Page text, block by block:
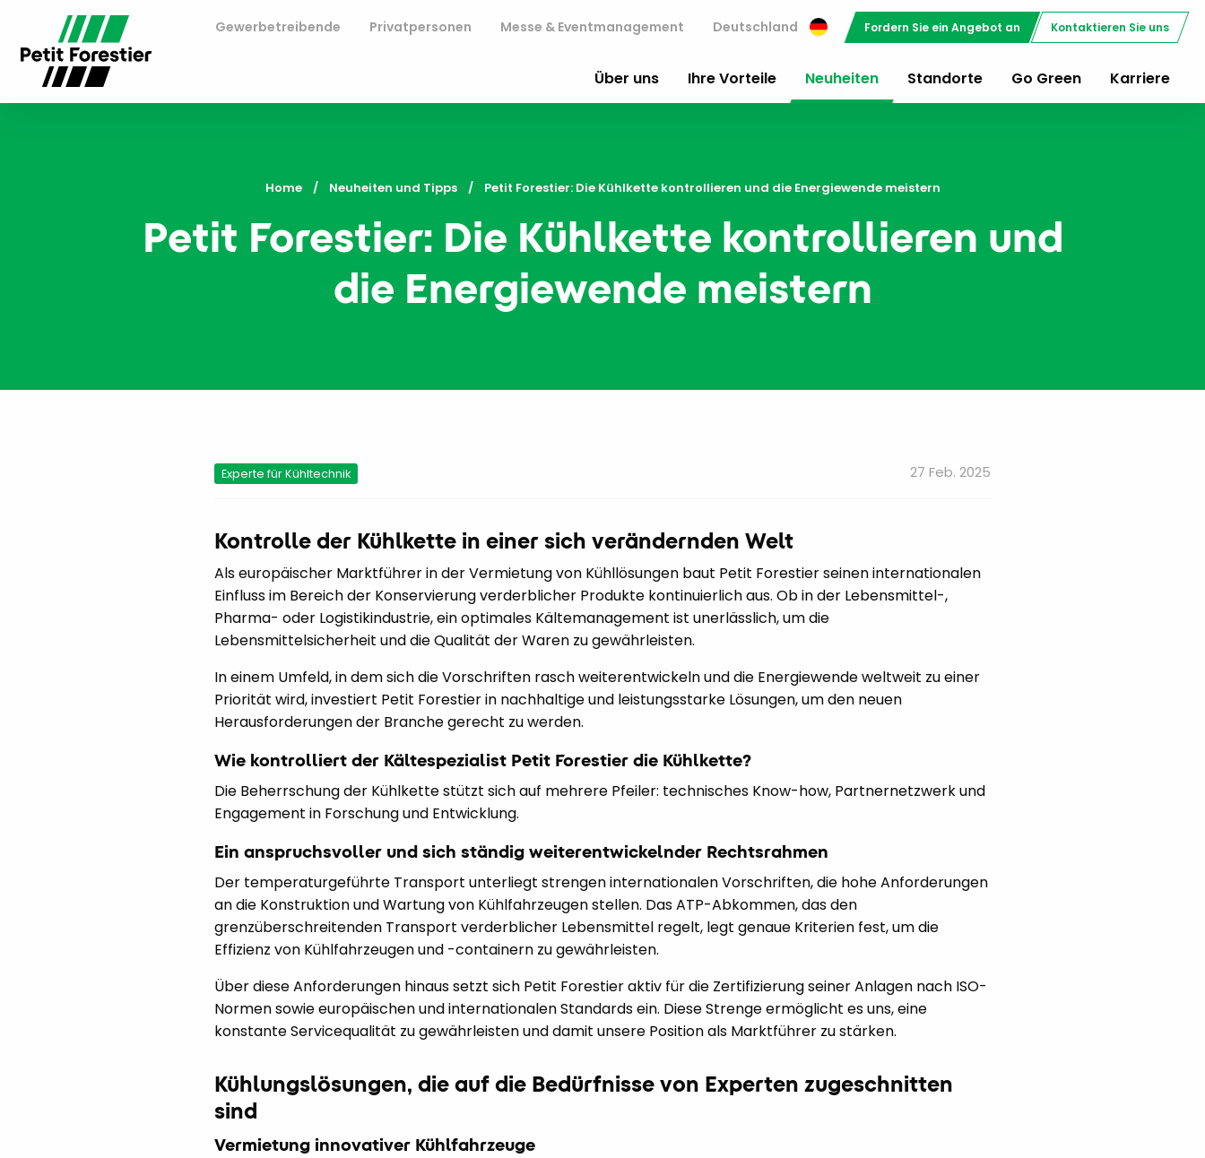
Gewerbetreibende Privatpersonen Messe & Eventmanagement Deutschland Fordern Sie ein Angebot an Kontaktieren Sie uns
Über uns Ihre Vorteile Neuheiten Standorte Go Green Karriere
Home Neuheiten und Tipps Current:
Petit Forestier: Die Kühlkette kontrollieren und die Energiewende meistern
Petit Forestier: Die Kühlkette kontrollieren und
die Energiewende meistern
Experte für Kühltechnik 27 Feb. 2025
Kontrolle der Kühlkette in einer sich verändernden Welt
Als europäischer Marktführer in der Vermietung von Kühllösungen baut Petit Forestier seinen internationalen
Einfluss im Bereich der Konservierung verderblicher Produkte kontinuierlich aus. Ob in der Lebensmittel-,
Pharma- oder Logistikindustrie, ein optimales Kältemanagement ist unerlässlich, um die
Lebensmittelsicherheit und die Qualität der Waren zu gewährleisten.
In einem Umfeld, in dem sich die Vorschriften rasch weiterentwickeln und die Energiewende weltweit zu einer
Priorität wird, investiert Petit Forestier in nachhaltige und leistungsstarke Lösungen, um den neuen
Herausforderungen der Branche gerecht zu werden.
Wie kontrolliert der Kältespezialist Petit Forestier die Kühlkette?
Die Beherrschung der Kühlkette stützt sich auf mehrere Pfeiler: technisches Know-how, Partnernetzwerk und
Engagement in Forschung und Entwicklung.
Ein anspruchsvoller und sich ständig weiterentwickelnder Rechtsrahmen
Der temperaturgeführte Transport unterliegt strengen internationalen Vorschriften, die hohe Anforderungen
an die Konstruktion und Wartung von Kühlfahrzeugen stellen. Das ATP-Abkommen, das den
grenzüberschreitenden Transport verderblicher Lebensmittel regelt, legt genaue Kriterien fest, um die
Effizienz von Kühlfahrzeugen und -containern zu gewährleisten.
Über diese Anforderungen hinaus setzt sich Petit Forestier aktiv für die Zertifizierung seiner Anlagen nach ISO-
Normen sowie europäischen und internationalen Standards ein. Diese Strenge ermöglicht es uns, eine
konstante Servicequalität zu gewährleisten und damit unsere Position als Marktführer zu stärken.
Kühlungslösungen, die auf die Bedürfnisse von Experten zugeschnitten
sind
Vermietung innovativer Kühlfahrzeuge